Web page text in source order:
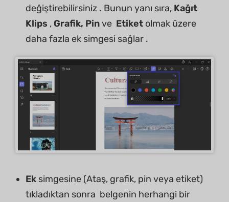
değiştirebilirsiniz . Bunun yanı sıra, Kağıt
Klips , Grafik, Pinve Etiket olmak üzere
daha fazla ek simgesi sağlar .
Ek simgesine (Ataş, grafik, pin veya etiket)
tıkladıktan sonra belgenin herhangi bir